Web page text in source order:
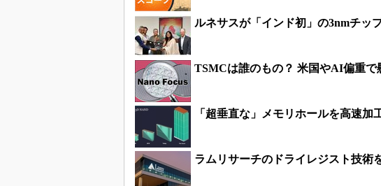
ルネサスが「インド初」の3nmチッ
TSMCは誰のもの？ 米国やAI偏重で
「超垂直な」メモリホールを高速
ラムリサーチのドライレジスト技術